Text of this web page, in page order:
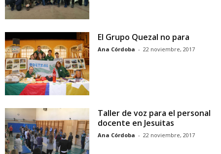
El Grupo Quezal no para
Ana Córdoba - 22 noviembre, 2017
Taller de voz para el personal
docente en Jesuitas
Ana Córdoba - 22 noviembre, 2017